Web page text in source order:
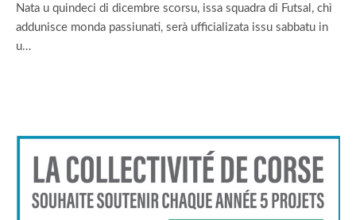
Nata u quindeci di dicembre scorsu, issa squadra di Futsal, chì
addunisce monda passiunati, serà ufficializata issu sabbatu in
u…